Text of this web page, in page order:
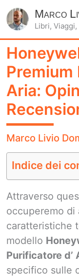
Marco
Libri,
Aria:
Marco Livio
Indice dei
Attraverso
occuperemo
caratteristiche
modello
Purificatore d’
specifico sulle